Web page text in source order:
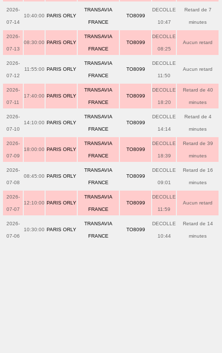
2026-
07-14
10:40:00 PARIS ORLY
TRANSAVIA
FRANCE
TO8099
DECOLLE
10:47
Retard de 7
minutes
2026-
07-13
08:30:00 PARIS ORLY
TRANSAVIA
FRANCE
TO8099
DECOLLE
08:25
Aucun retard
2026-
07-12
11:55:00 PARIS ORLY
TRANSAVIA
FRANCE
TO8099
DECOLLE
11:50
Aucun retard
2026-
07-11
17:40:00 PARIS ORLY
TRANSAVIA
FRANCE
TO8099
DECOLLE
18:20
Retard de 40
minutes
2026-
07-10
14:10:00 PARIS ORLY
TRANSAVIA
FRANCE
TO8099
DECOLLE
14:14
Retard de 4
minutes
2026-
07-09
18:00:00 PARIS ORLY
TRANSAVIA
FRANCE
TO8099
DECOLLE
18:39
Retard de 39
minutes
2026-
07-08
08:45:00 PARIS ORLY
TRANSAVIA
FRANCE
TO8099
DECOLLE
09:01
Retard de 16
minutes
2026-
07-07
12:10:00 PARIS ORLY
TRANSAVIA
FRANCE
TO8099
DECOLLE
11:59
Aucun retard
2026-
07-06
10:30:00 PARIS ORLY
TRANSAVIA
FRANCE
TO8099
DECOLLE
10:44
Retard de 14
minutes